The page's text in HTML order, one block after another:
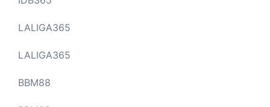
LALIGA365
LALIGA365
BBM88